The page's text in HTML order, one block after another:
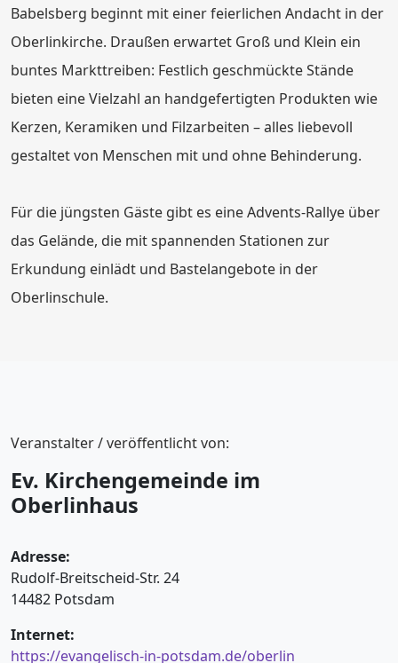
Babelsberg beginnt mit einer feierlichen Andacht in der
Oberlinkirche. Draußen erwartet Groß und Klein ein
buntes Markttreiben: Festlich geschmückte Stände
bieten eine Vielzahl an handgefertigten Produkten wie
Kerzen, Keramiken und Filzarbeiten – alles liebevoll
gestaltet von Menschen mit und ohne Behinderung.
Für die jüngsten Gäste gibt es eine Advents-Rallye über
das Gelände, die mit spannenden Stationen zur
Erkundung einlädt und Bastelangebote in der
Oberlinschule.
Veranstalter / veröffentlicht von:
Ev. Kirchengemeinde im
Oberlinhaus
Adresse:
Rudolf-Breitscheid-Str. 24
14482 Potsdam
Internet:
https://evangelisch-in-potsdam.de/oberlin